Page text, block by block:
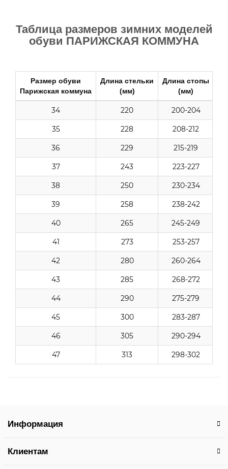
Таблица размеров зимних моделей
обуви ПАРИЖСКАЯ КОММУНА
Размер обуви
Парижская коммуна
Длина стельки
(мм)
Длина стопы
(мм)
34 220 200-204
35 228 208-212
36 229 215-219
37 243 223-227
38 250 230-234
39 258 238-242
40 265 245-249
41 273 253-257
42 280 260-264
43 285 268-272
44 290 275-279
45 300 283-287
46 305 290-294
47 313 298-302
Информация
Клиентам